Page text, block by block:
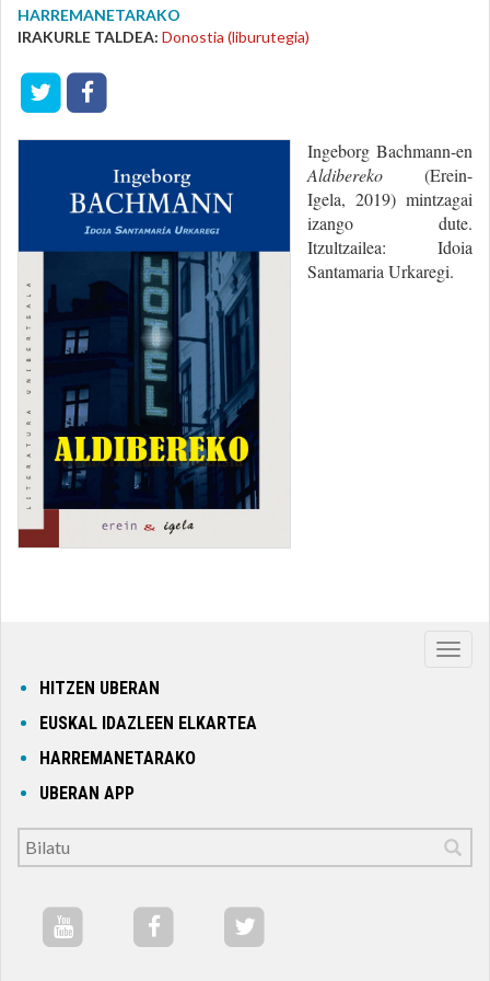
HARREMANETARAKO
IRAKURLE TALDEA: Donostia (liburutegia)
Ingeborg Bachmann-en
Aldibereko (Erein-
Igela, 2019) mintzagai
izango dute.
Itzultzailea: Idoia
Santamaria Urkaregi.
HITZEN UBERAN
EUSKAL IDAZLEEN ELKARTEA
HARREMANETARAKO
UBERAN APP